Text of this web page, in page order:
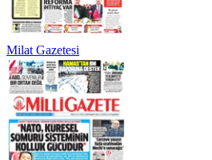
Milat Gazetesi